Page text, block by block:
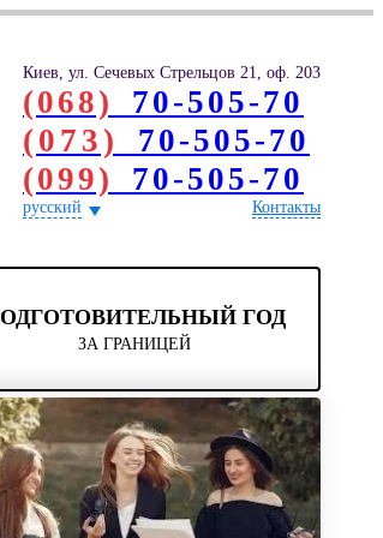
Киев, ул. Сечевых Стрельцов 21, оф. 203
(068)
70-505-70
(073)
70-505-70
(099)
70-505-70
русский Контакты
ГОД
ЗА ГРАНИЦЕЙ